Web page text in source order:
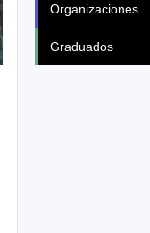
Organizaciones
Graduados